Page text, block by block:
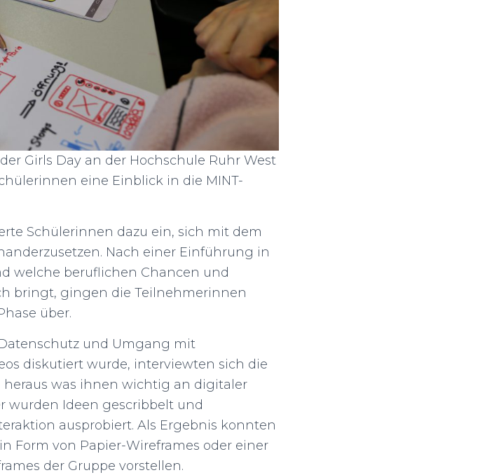
Girls Day an der Hochschule Ruhr West
eine Einblick in die MINT-
Schülerinnen dazu ein, sich mit dem
Nach einer Einführung in
welche beruflichen Chancen und
bringt, gingen die Teilnehmerinnen
über.
und Umgang mit
diskutiert wurde, interviewten sich die
was ihnen wichtig an digitaler
wurden Ideen gescribbelt und
ausprobiert. Als Ergebnis konnten
Form von Papier-Wireframes oder einer
der Gruppe vorstellen.